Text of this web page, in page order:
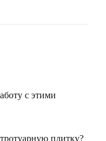
с этими
плитку?